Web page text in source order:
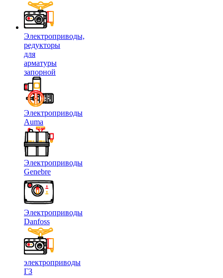
Электроприводы,
редукторы
для
арматуры
запорной
Электроприводы
Auma
Электроприводы
Genebre
Электроприводы
Danfoss
электроприводы
ГЗ